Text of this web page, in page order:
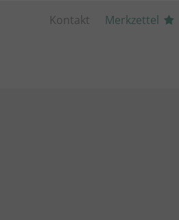
Kontakt Merkzettel